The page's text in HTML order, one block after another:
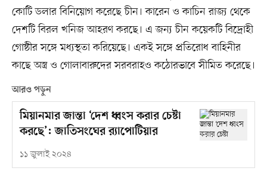
কোটি ডলার বিনিয়োগ করেছে চীন। কারেন ও কাচিন রাজ্য থেকে
দেশটি বিরল খনিজ আহরণ করছে। এ জন্য চীন কয়েকটি বিদ্রোহী
গোষ্ঠীর সঙ্গে মধ্যস্থতা করিয়েছে। একই সঙ্গে প্রতিরোধ বাহিনীর
কাছে অস্ত্র ও গোলাবারুদের সরবরাহও কঠোরভাবে সীমিত করেছে।
আরও পড়ুন
মিয়ানমার জান্তা ‘দেশ ধ্বংস করার চেষ্টা
করছে’: জাতিসংঘের র‍্যাপোটিয়ার
১১ জুলাই ২০২৪